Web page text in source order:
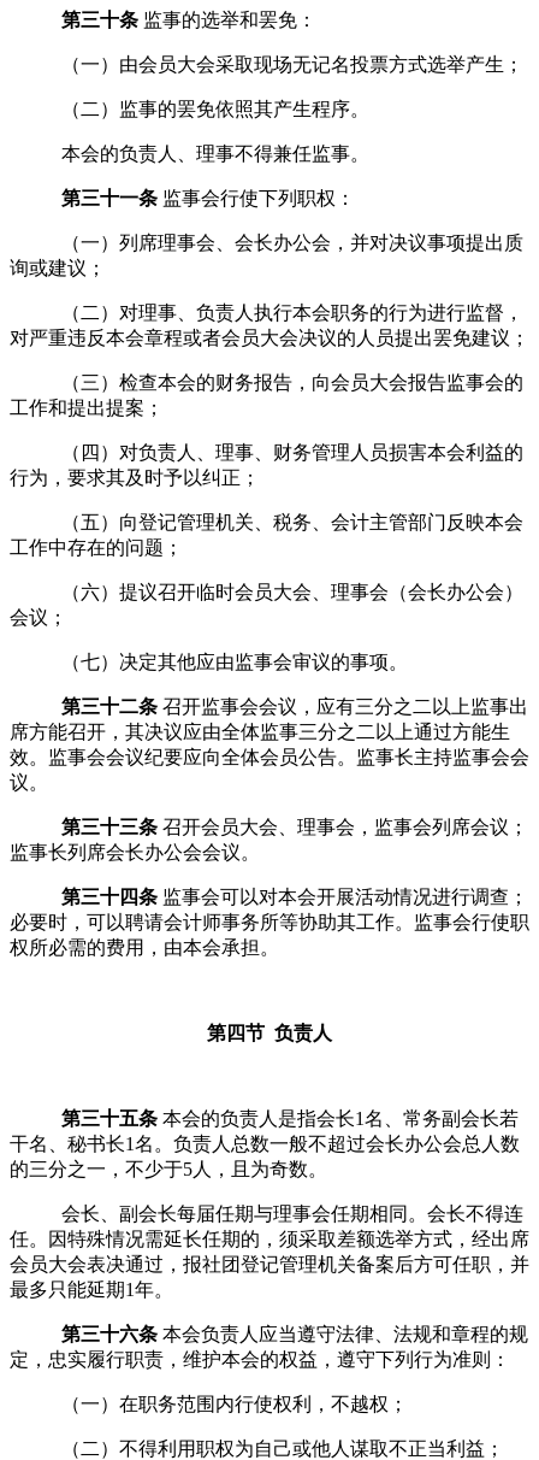
第三十条 监事的选举和罢免：
（一）由会员大会采取现场无记名投票方式选举产生；
（二）监事的罢免依照其产生程序。
本会的负责人、理事不得兼任监事。
第三十一条 监事会行使下列职权：
（一）列席理事会 、会长办公会， 并对决议事项提出质
询或建议；
（二）对理事、 负责人执行本会职务的行为进行监督，
对严重违反本会章程或者会员大会决议的人员提出罢免建议；
（三）检查本会的财务报告，向会员大会报告监事会的
工作和提出提案；
（四）对负责人、理事、财务管理人员损害本会利益的
行为，要求其及时予以纠正；
（五）向登记管理机关、税务、会计主管部门反映本会
工作中存在的问题；
（六）提议召开临时会员大会、理事会（会长办公会）
会议；
（七）决定其他应由监事会审议的事项。
第三十二条 召开监事会会议，应有三分之二以上监事出
席方能召开，其决议应由全体监事三分之二以上通过方能生
效。监事会会议纪要应向全体会员公告。 监事长主持监事会会
议。
第三十三条 召开会员大会 、理事会 ， 监事会列席会议；
监事长列席会长办公会会议。
第三十四条 监事会可以对本会开展活动情况进行调查；
必要时，可以聘请会计师事务所等协助其工作。监事会行使职
权所必需的费用，由本会承担。
第四节 负责人
第三十五条 本会的负责人是指会长1名 、常务副会长若
干名
秘书长1名。负责人总数一般不超过会长办公会总人数
的三分之一，不少于5人，且为奇数。
会长、副会长每届任期与理事会任期相同。会长不得连
任。
因特殊情况需延长任期的 ， 须采取差额选举方式，经出席
会员大会表决通过，报社团登记管理机关备案后方可任职，并
最多只能延期1年。
第三十六条 本会负责人应当遵守法律、法规和章程的规
定，忠实履行职责，维护本会的权益，遵守下列行为准则：
（一）在职务范围内行使权利，不越权；
（二）不得利用职权为自己或他人谋取不正当利益；